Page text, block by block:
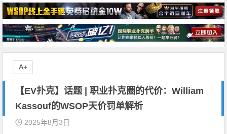
【EV扑克】话题 | 职业扑克圈的代价：William
Kassouf的WSOP天价罚单解析
2025年8月3日
A+